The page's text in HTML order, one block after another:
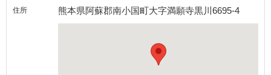
住所 熊本県阿蘇郡南小国町大字満願寺黒川6695-4